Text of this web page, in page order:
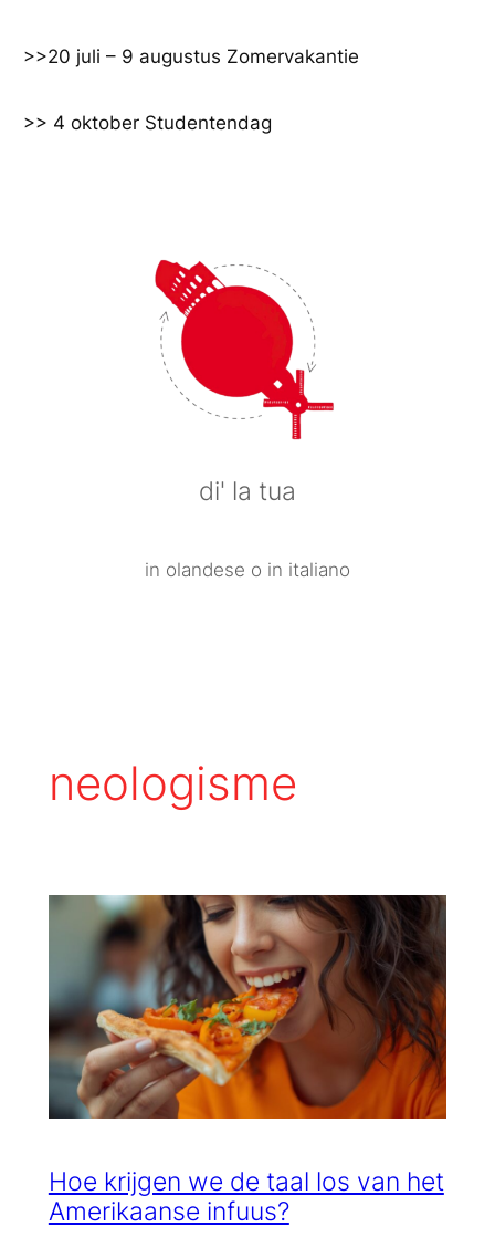
naar
>>20 juli – 9 augustus Zomervakantie
>> 4 oktober Studentendag
di' la tua
in olandese o in italiano
neologisme
Hoe krijgen we de taal los van het
Amerikaanse infuus?